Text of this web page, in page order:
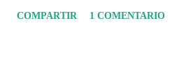
COMPARTIR
1 COMENTARIO